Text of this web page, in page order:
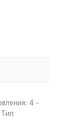
4 -